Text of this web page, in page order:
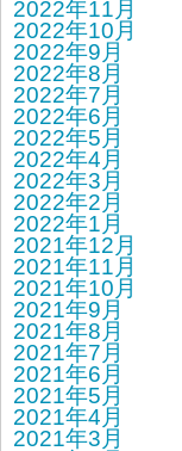
2022年11月
2022年10月
2022年9月
2022年8月
2022年7月
2022年6月
2022年5月
2022年4月
2022年3月
2022年2月
2022年1月
2021年12月
2021年11月
2021年10月
2021年9月
2021年8月
2021年7月
2021年6月
2021年5月
2021年4月
2021年3月